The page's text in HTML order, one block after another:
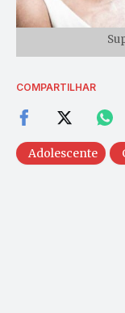
COMPARTILHAR
Adolescente